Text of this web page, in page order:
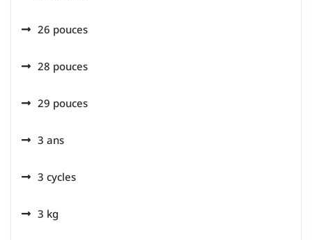
26 pouces
28 pouces
29 pouces
3 ans
3 cycles
3 kg